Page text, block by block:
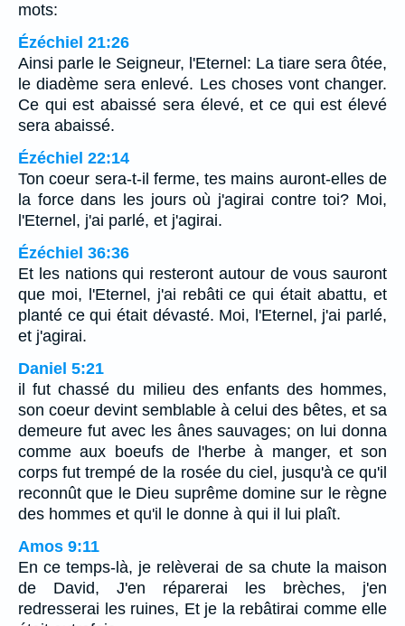
mots:
Ézéchiel 21:26
Ainsi parle le Seigneur, l'Eternel: La tiare sera ôtée,
le diadème sera enlevé. Les choses vont changer.
Ce qui est abaissé sera élevé, et ce qui est élevé
sera abaissé.
Ézéchiel 22:14
Ton coeur sera-t-il ferme, tes mains auront-elles de
la force dans les jours où j'agirai contre toi? Moi,
l'Eternel, j'ai parlé, et j'agirai.
Ézéchiel 36:36
Et les nations qui resteront autour de vous sauront
que moi, l'Eternel, j'ai rebâti ce qui était abattu, et
planté ce qui était dévasté. Moi, l'Eternel, j'ai parlé,
et j'agirai.
Daniel 5:21
il fut chassé du milieu des enfants des hommes,
son coeur devint semblable à celui des bêtes, et sa
demeure fut avec les ânes sauvages; on lui donna
comme aux boeufs de l'herbe à manger, et son
corps fut trempé de la rosée du ciel, jusqu'à ce qu'il
reconnût que le Dieu suprême domine sur le règne
des hommes et qu'il le donne à qui il lui plaît.
Amos 9:11
En ce temps-là, je relèverai de sa chute la maison
de David, J'en réparerai les brèches, j'en
redresserai les ruines, Et je la rebâtirai comme elle